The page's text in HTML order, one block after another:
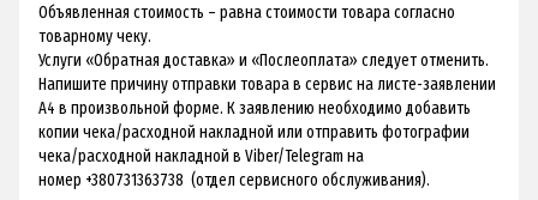
Объявленная стоимость – равна стоимости товара согласно
товарному чеку.
Услуги «Обратная доставка» и «Послеоплата» следует отменить.
Напишите причину отправки товара в сервис на листе-заявлении
А4 в произвольной форме. К заявлению необходимо добавить
копии чека/расходной накладной или отправить фотографии
чека/расходной накладной в Viber/Telegram на
номер +380731363738 (отдел сервисного обслуживания).